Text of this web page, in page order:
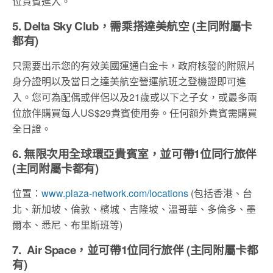
5. Delta Sky Club，需乘搭達美航空 (主同附屬卡
都有)
只需要出示您的有效美國運通白金卡，政府核發的附照片
身分證明以及當日之達美航空營運航班之登機證即可進
入。您可為配偶或伴侶以及21歲或以下之子女，或最多兩
位旅伴購買每人US$29貴賓使用劵。任何額外貴賓需購買
全日證。
6. 無限次用全球環亞貴賓室，並可帶1位同行旅伴
(主同附屬卡都有)
位置： www.plaza-network.com/locations (包括香港、台
北、新加坡、倫敦、檳城、吉隆坡、溫哥華、多倫多、墨
爾本、悉尼、布里斯班等)
7. Air Space，並可帶1位同行旅伴 (主同附屬卡都
有)